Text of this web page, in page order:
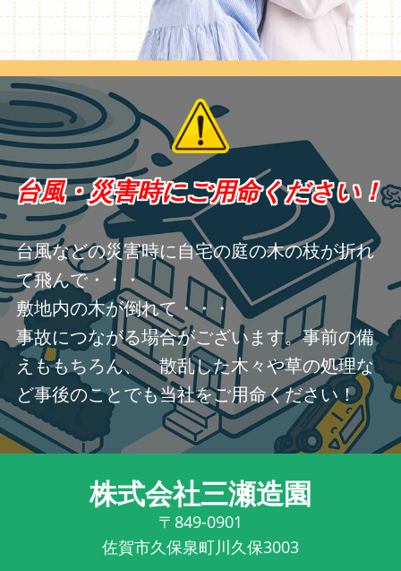
台風・災害時にご用命ください！
台風などの災害時に自宅の庭の木の枝が折れ
て飛んで・・・
敷地内の木が倒れて・・・
事故につながる場合がございます。事前の備
えももちろん、 散乱した木々や草の処理な
ど事後のことでも当社をご用命ください！
株式会社三瀬造園
〒849-0901
佐賀市久保泉町川久保3003